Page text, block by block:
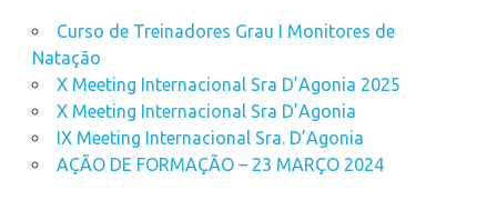
Curso de Treinadores Grau I Monitores de
Natação
X Meeting Internacional Sra D’Agonia 2025
X Meeting Internacional Sra D’Agonia
IX Meeting Internacional Sra. D’Agonia
AÇÃO DE FORMAÇÃO – 23 MARÇO 2024